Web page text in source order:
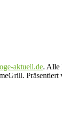
aktuell.de. Alle
Präsentiert